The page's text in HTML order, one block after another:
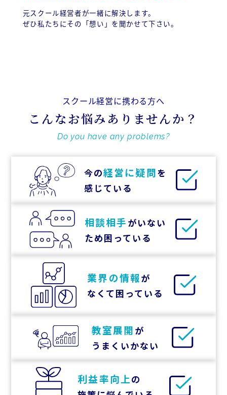
元スクール経営者が一緒に解決します。
ぜひ私たちにその「想い」を聞かせて下さい。
スクール経営に携わる方へ
こんなお悩みありませんか？
Do you have any problems?
今の経営に疑問を
感じている
相談相手 がいない
ため困っている
業界の情報が
なくて困っている
教室展開 が
うまくいかない
利益率向上の